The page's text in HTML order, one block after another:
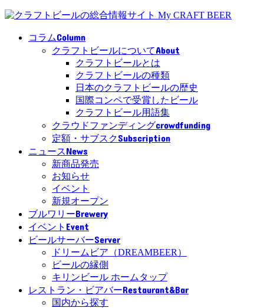
コラムColumn
クラフトビールについてAbout
クラフトビールとは
クラフトビールの種類
日本のクラフトビールの歴史
国際コンペで受賞したビール
クラフトビール用語集
クラウドファンディングcrowdfunding
定額・サブスクSubscription
ニュースNews
新商品発売
お知らせ
イベント
新規オープン
ブルワリーBrewery
イベント Event
ビールサーバーServer
ドリームビア（DREAMBEER）
ビールの縁側
キリンビール ホームタップ
レストラン・ビアバーRestaurant&Bar
国内から探す